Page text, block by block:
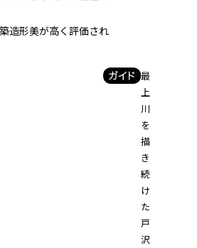
造形美が高く評価され
最
上
川
を
描
き
続
け
た
戸
沢